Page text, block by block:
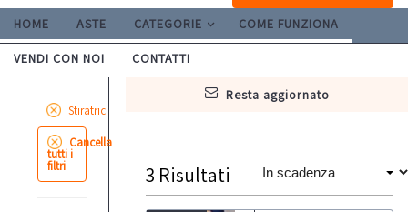
HOME ASTE CATEGORIE COME FUNZIONA
VENDI CON NOI CONTATTI
resta aggiornato
Stiratrici
Cancella
tutti i
filtri 3 Risultati